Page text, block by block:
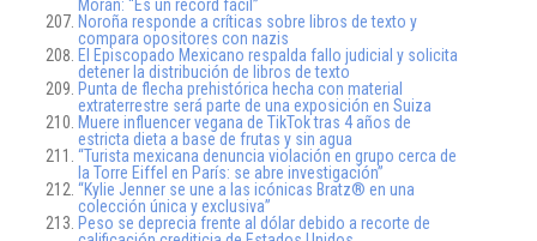
Morán: “Es un récord fácil”
Noroña responde a críticas sobre libros de texto y
compara opositores con nazis
El Episcopado Mexicano respalda fallo judicial y solicita
detener la distribución de libros de texto
Punta de flecha prehistórica hecha con material
extraterrestre será parte de una exposición en Suiza
Muere influencer vegana de TikTok tras 4 años de
estricta dieta a base de frutas y sin agua
“Turista mexicana denuncia violación en grupo cerca de
la Torre Eiffel en París: se abre investigación”
“Kylie Jenner se une a las icónicas Bratz® en una
colección única y exclusiva”
Peso se deprecia frente al dólar debido a recorte de